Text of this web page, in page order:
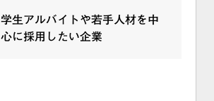
学生アルバイトや若手人材を中
心に採用したい企業